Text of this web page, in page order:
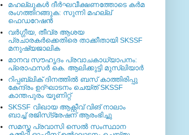
മഹല്ലുകള്‍ ദീര്‍ഘവീക്ഷണത്തോടെ കര്‍മ
രംഗത്തിറങ്ങുക: സുന്നി മഹല്ല്
ഫെഡറേഷന്‍
വര്‍ഗ്ഗീയ, തീവ്ര ആശയ
പ്രചാരകര്‍ക്കെതിരെ താക്കീതായി SKSSF
മനുഷ്യജാലിക
മാനവ സൗഹൃദം പ്രവാചകാധ്യാപനം:
പ്രൊഫസർ കെ. ആലിക്കുട്ടി മുസ്ലിയാർ
റിപ്പബ്ലിക് ദിനത്തില്‍ ബസ് കാത്തിരിപ്പു
കേന്ദ്രം ഉദ്ഘാടനം ചെയ്ത്‌ SKSSF
കാന്തപുരം യൂണിറ്റ്
SKSSF വിഖായ ആക്റ്റീവ് വിങ് നാലാം
ബാച്ച് രജിസ്‌ട്രേഷന് ആരംഭിച്ചു
സമസ്ത പ്രവാസി സെല്‍ സംസ്ഥാന